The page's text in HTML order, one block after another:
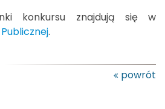
konkursu znajdują się w
.
powrót